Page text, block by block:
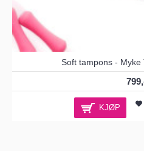
Soft tampons - Myke
KJØP